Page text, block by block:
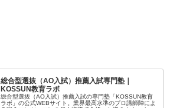
総合型選抜（AO入試）推薦入試専門塾｜
KOSSUN教育ラボ
総合型選抜（AO入試）推薦入試の専門塾「KOSSUN教育
ラボ」の公式WEBサイト。業界最高水準のプロ講師陣によ